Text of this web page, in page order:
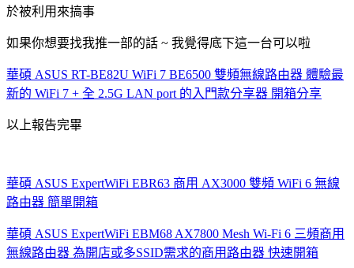
於被利用來搞事
如果你想要找我推一部的話 ~ 我覺得底下這一台可以啦
華碩 ASUS RT-BE82U WiFi 7 BE6500 雙頻無線路由器 體驗最
新的 WiFi 7 + 全 2.5G LAN port 的入門款分享器 開箱分享
以上報告完畢
華碩 ASUS ExpertWiFi EBR63 商用 AX3000 雙頻 WiFi 6 無線
路由器 簡單開箱
華碩 ASUS ExpertWiFi EBM68 AX7800 Mesh Wi-Fi 6 三頻商用
無線路由器 為開店或多SSID需求的商用路由器 快速開箱